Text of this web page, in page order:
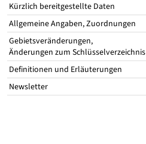
Kürzlich bereitgestellte Daten
Allgemeine Angaben, Zuordnungen
Gebietsveränderungen,
Änderungen zum Schlüsselverzeichnis
Definitionen und Erläuterungen
Newsletter